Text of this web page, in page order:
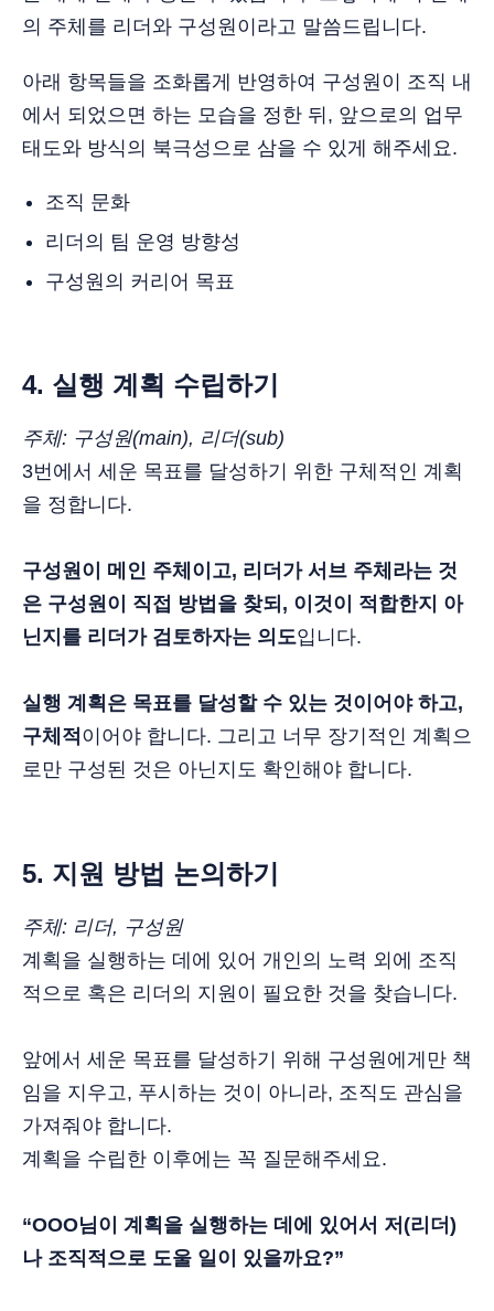
의 주체를 리더와 구성원이라고 말씀드립니다.
아래 항목들을 조화롭게 반영하여 구성원이 조직 내
에서 되었으면 하는 모습을 정한 뒤, 앞으로의 업무
태도와 방식의 북극성으로 삼을 수 있게 해주세요.
조직 문화
리더의 팀 운영 방향성
구성원의 커리어 목표
4. 실행 계획 수립하기
주체: 구성원(main), 리더(sub)
3번에서 세운 목표를 달성하기 위한 구체적인 계획
을 정합니다.
구성원이 메인 주체이고, 리더가 서브 주체라는 것
은 구성원이 직접 방법을 찾되, 이것이 적합한지 아
닌지를 리더가 검토하자는 의도입니다.
실행 계획은 목표를 달성할 수 있는 것이어야 하고,
구체적 이어야 합니다. 그리고 너무 장기적인 계획으
로만 구성된 것은 아닌지도 확인해야 합니다.
5. 지원 방법 논의하기
주체: 리더, 구성원
계획을 실행하는 데에 있어 개인의 노력 외에 조직
적으로 혹은 리더의 지원이 필요한 것을 찾습니다.
앞에서 세운 목표를 달성하기 위해 구성원에게만 책
임을 지우고, 푸시하는 것이 아니라, 조직도 관심을
가져줘야 합니다.
계획을 수립한 이후에는 꼭 질문해주세요.
“OOO님이 계획을 실행하는 데에 있어서 저(리더)
나 조직적으로 도울 일이 있을까요?”